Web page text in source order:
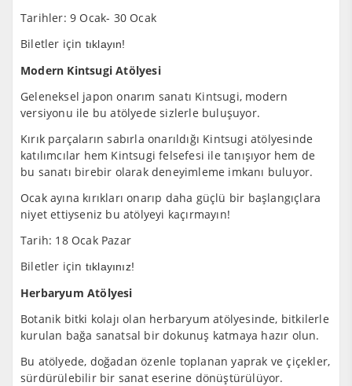
Tarihler: 9 Ocak- 30 Ocak
Biletler için tıklayın!
Modern Kintsugi Atölyesi
Geleneksel japon onarım sanatı Kintsugi, modern
versiyonu ile bu atölyede sizlerle buluşuyor.
Kırık parçaların sabırla onarıldığı Kintsugi atölyesinde
katılımcılar hem Kintsugi felsefesi ile tanışıyor hem de
bu sanatı birebir olarak deneyimleme imkanı buluyor.
Ocak ayına kırıkları onarıp daha güçlü bir başlangıçlara
niyet ettiyseniz bu atölyeyi kaçırmayın!
Tarih: 18 Ocak Pazar
Biletler için tıklayınız!
Herbaryum Atölyesi
Botanik bitki kolajı olan herbaryum atölyesinde, bitkilerle
kurulan bağa sanatsal bir dokunuş katmaya hazır olun.
Bu atölyede, doğadan özenle toplanan yaprak ve çiçekler,
sürdürülebilir bir sanat eserine dönüştürülüyor.